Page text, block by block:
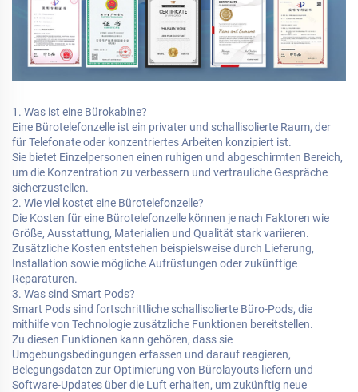
1. Was ist eine Bürokabine?
Eine Bürotelefonzelle ist ein privater und schallisolierte Raum, der
für Telefonate oder konzentriertes Arbeiten konzipiert ist.
Sie bietet Einzelpersonen einen ruhigen und abgeschirmten Bereich,
um die Konzentration zu verbessern und vertrauliche Gespräche
sicherzustellen.
2. Wie viel kostet eine Bürotelefonzelle?
Die Kosten für eine Bürotelefonzelle können je nach Faktoren wie
Größe, Ausstattung, Materialien und Qualität stark variieren.
Zusätzliche Kosten entstehen beispielsweise durch Lieferung,
Installation sowie mögliche Aufrüstungen oder zukünftige
Reparaturen.
3. Was sind Smart Pods?
Smart Pods sind fortschrittliche schallisolierte Büro-Pods, die
mithilfe von Technologie zusätzliche Funktionen bereitstellen.
Zu diesen Funktionen kann gehören, dass sie
Umgebungsbedingungen erfassen und darauf reagieren,
Belegungsdaten zur Optimierung von Bürolayouts liefern und
Software-Updates über die Luft erhalten, um zukünftig neue